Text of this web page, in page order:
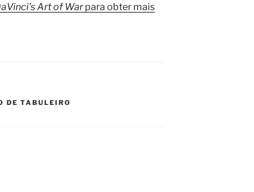
Art of Warpara obter mais
DE TABULEIRO